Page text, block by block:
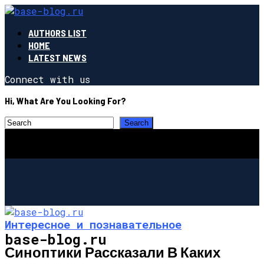
AUTHORS LIST
HOME
LATEST NEWS
Connect with us
Hi, What Are You Looking For?
base-blog.ru
Интересное и познавательное
Синоптики Рассказали В Каких